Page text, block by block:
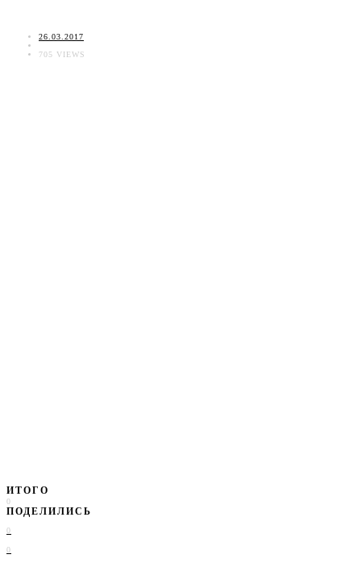
26.03.2017
705 VIEWS
ИТОГО
0
ПОДЕЛИЛИСЬ
0
0